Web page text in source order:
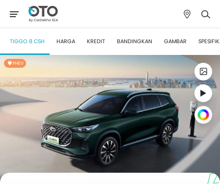
TIGGO 8 CSH HARGA KREDIT BANDINGKAN GAMBAR
PHEV